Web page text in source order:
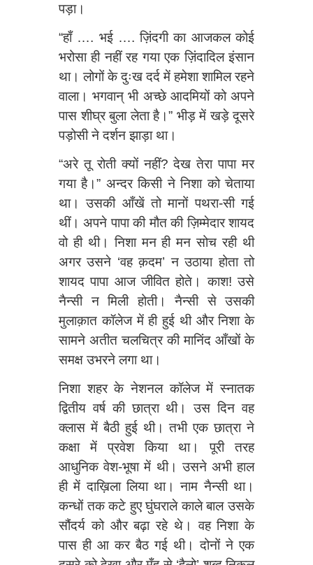
पड़ा।
“हाँ …. भई …. ज़िंदगी का आजकल कोई
भरोसा ही नहीं रह गया एक ज़िंदादिल इंसान
था। लोगों के दुःख दर्द में हमेशा शामिल रहने
वाला। भगवान् भी अच्छे आदमियों को अपने
पास शीघ्र बुला लेता है।” भीड़ में खड़े दूसरे
पड़ोसी ने दर्शन झाड़ा था।
“अरे तू रोती क्यों नहीं? देख तेरा पापा मर
गया है।” अन्दर किसी ने निशा को चेताया
था। उसकी आँखें तो मानों पथरा-सी गई
थीं। अपने पापा की मौत की ज़िम्मेदार शायद
वो ही थी। निशा मन ही मन सोच रही थी
अगर उसने ‘वह क़दम’ न उठाया होता तो
शायद पापा आज जीवित होते। काश! उसे
नैन्सी न मिली होती। नैन्सी से उसकी
मुलाक़ात कॉलेज में ही हुई थी और निशा के
सामने अतीत चलचित्र की मानिंद आँखों के
समक्ष उभरने लगा था।
निशा शहर के नेशनल कॉलेज में स्नातक
द्वितीय वर्ष की छात्रा थी। उस दिन वह
क्लास में बैठी हुई थी। तभी एक छात्रा ने
कक्षा में प्रवेश किया था। पूरी तरह
आधुनिक वेश-भूषा में थी। उसने अभी हाल
ही में दाख़िला लिया था। नाम नैन्सी था।
कन्धों तक कटे हुए घुंघराले काले बाल उसके
सौंदर्य को और बढ़ा रहे थे। वह निशा के
पास ही आ कर बैठ गई थी। दोनों ने एक